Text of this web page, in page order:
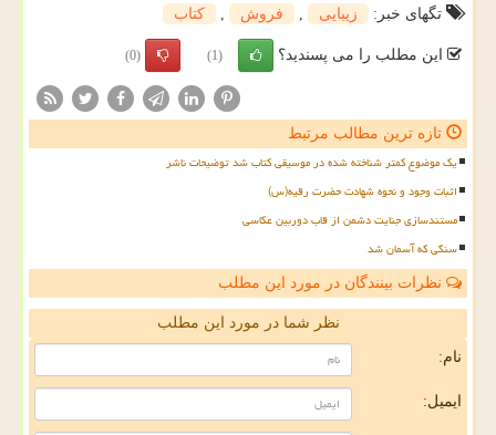
تگهای خبر:
زیبایی فروش كتاب
این مطلب را می پسندید؟ (1)
(0)
تازه ترین مطالب مرتبط
یک موضوع کمتر شناخته شده در موسیقی کتاب شد توضیحات ناشر
اثبات وجود و نحوه شهادت حضرت رقیه(س)
مستندسازی جنایت دشمن از قاب دوربین عکاسی
سنگی که آسمان شد
نظرات بینندگان در مورد این مطلب
نظر شما در مورد این مطلب
نام:
ایمیل: